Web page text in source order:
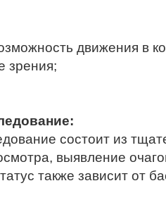
движения в
зрения;
состоит из
выявление
также зависит от